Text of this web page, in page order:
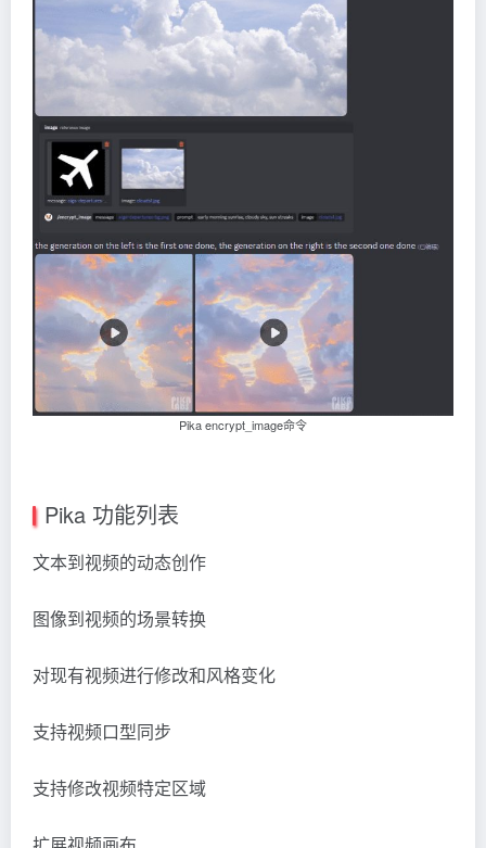
Pika encrypt_image命令
Pika 功能列表
文本到视频的动态创作
图像到视频的场景转换
对现有视频进行修改和风格变化
支持视频口型同步
支持修改视频特定区域